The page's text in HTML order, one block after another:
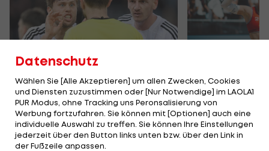
Nach Gelb-Rot gegen
Sturm: Aufatmen bei
Baumgartner und dem
WAC
Bundesliga
Signierter
Beach Pro-
Klinger
Datenschutz
Wählen Sie [Alle Akzeptieren] um allen Zwecken, Cookies
und Diensten zuzustimmen oder [Nur Notwendige] im LAOLA1
PUR Modus, ohne Tracking uns Peronsalisierung von
Werbung fortzufahren. Sie können mit [Optionen] auch eine
individuelle Auswahl zu treffen. Sie können Ihre Einstellungen
jederzeit über den Button links unten bzw. über den Link in
der Fußzeile anpassen.